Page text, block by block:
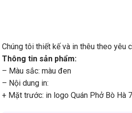
Chúng tôi thiết kế và in thêu theo yêu
Thông tin sản phẩm:
– Màu sắc: màu đen
– Nội dung in:
+ Mặt trước: in logo Quán Phở Bò Hà